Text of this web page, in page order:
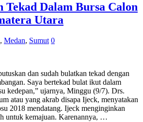
Tekad Dalam Bursa Calon
Utara
, Medan, Sumut 0
dan sudah bulatkan tekad dengan
Saya bertekad bulat ikut dalam
kedepan,” ujarnya, Minggu (9/7). Drs.
atau yang akrab disapa Ijeck, menyatakan
2018 mendatang. Ijeck menginginkan
untuk kemajuan. Karenannya, …